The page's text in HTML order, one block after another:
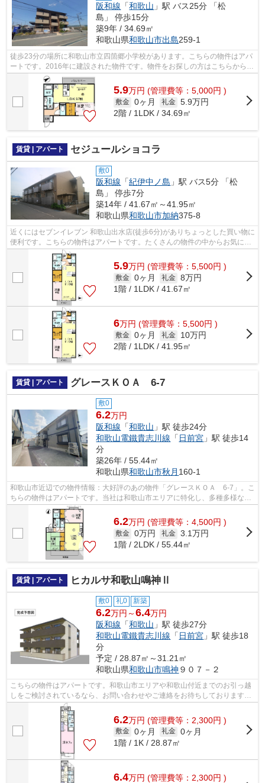
阪和線 「和歌山 」駅 バス25分 「松
島」 停歩15分
築9年 / 34.69㎡
和歌山県和歌山市出島259-1
徒歩23分の場所に和歌山市立四箇郷小学校があります。こちらの物件はアパ
ートです。2016年に建設された物件です。物件をお探しの方はこちらからお
探しになりませんか。たくさんの物件...
5.9万円 (管理費等：5,000円 )
敷金 0ヶ月 礼金 5.9万円
2階 / 1LDK / 34.69㎡
賃貸 | アパート セジュールショコラ
敷0
阪和線 「紀伊中ノ島 」駅 バス5分 「松
島」 停歩7分
築14年 / 41.67㎡～41.95㎡
和歌山県和歌山市加納375-8
近くにはセブンイレブン 和歌山出水店(徒歩6分)がありちょっとした買い物に
便利です。こちらの物件はアパートです。たくさんの物件の中からお気に入
りの物件を見つけましょう。ホーム...
5.9万円 (管理費等：5,500円 )
敷金 0ヶ月 礼金 8万円
1階 / 1LDK / 41.67㎡
6万円 (管理費等：5,500円 )
敷金 0ヶ月 礼金
10万円
2階 / 1LDK / 41.95㎡
賃貸 | アパート グレースＫＯＡ 6-7
敷0
6.2万円
阪和線 「和歌山 」駅 徒歩24分
和歌山電鐵貴志川線 「 日前宮 」駅 徒歩14
分
築26年 / 55.44㎡
和歌山県和歌山市秋月 160-1
和歌山市近辺での物件情報：大好評のあの物件「グレースＫＯＡ 6-7」。こ
ちらの物件はアパートです。当社は和歌山市エリアに特化し、多種多様な賃
貸物件情報を豊富に取り扱っています...
6.2万円 (管理費等：4,500円 )
敷金 0万円 礼金 3.1万円
1階 / 2LDK / 55.44㎡
賃貸 | アパート ヒカルサ和歌山鳴神Ⅱ
敷0 礼0 新築
6.2万円～6.4万円
阪和線 「和歌山 」駅 徒歩27分
和歌山電鐵貴志川線 「 日前宮 」駅 徒歩18
分
予定 / 28.87㎡～31.21㎡
和歌山県和歌山市鳴神 ９０７－２
こちらの物件はアパートです。和歌山市エリアや和歌山付近までのお引っ越
しをご検討されているなら、お問い合わせやご連絡をお待ちしております。
知識が豊富なスタッフがご対応させて...
6.2万円 (管理費等：2,300円 )
敷金 0ヶ月 礼金 0ヶ月
1階 / 1K / 28.87㎡
6.4万円 (管理費等：2,300円 )